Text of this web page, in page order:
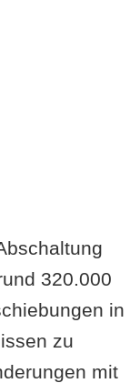
320.000
in
zu
mit